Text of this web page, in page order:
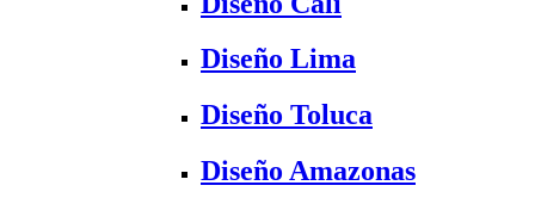
Diseño Lima
Diseño Toluca
Diseño Amazonas